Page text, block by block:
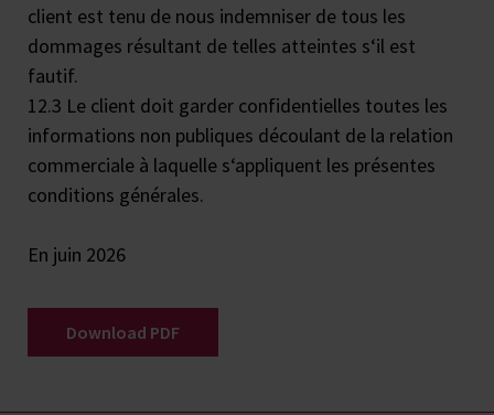
client est tenu de nous indemniser de tous les
dommages résultant de telles atteintes s‘il est
fautif.
12.3 Le client doit garder confidentielles toutes les
informations non publiques découlant de la relation
commerciale à laquelle s‘appliquent les présentes
conditions générales.
En juin 2026
Download PDF